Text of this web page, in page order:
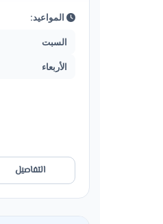
المواعيد:
السبت
الأربعاء
التفاصيل